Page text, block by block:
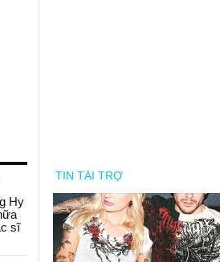
Hy
sĩ